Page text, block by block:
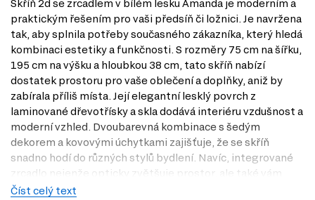
Skříň 2d se zrcadlem v bílém lesku Amanda je moderním a
praktickým řešením pro vaši předsíň či ložnici. Je navržena
tak, aby splnila potřeby současného zákazníka, který hledá
kombinaci estetiky a funkčnosti. S rozměry 75 cm na šířku,
195 cm na výšku a hloubkou 38 cm, tato skříň nabízí
dostatek prostoru pro vaše oblečení a doplňky, aniž by
zabírala příliš místa. Její elegantní lesklý povrch z
laminované dřevotřísky a skla dodává interiéru vzdušnost a
moderní vzhled. Dvoubarevná kombinace s šedým
dekorem a kovovými úchytkami zajišťuje, že se skříň
snadno hodí do různých stylů bydlení. Navíc, integrované
zrcadlo nejenže opticky zvětšuje prostor, ale také vám
poskytne praktickou funkčnost při každodenním oblékání.
Číst celý text